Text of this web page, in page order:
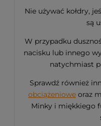
Nie używać kołdry,
są
W przypadku
nacisku lub innego
natychmiast
Sprawdź również
obciążeniowe oraz
Minky i miękkiego